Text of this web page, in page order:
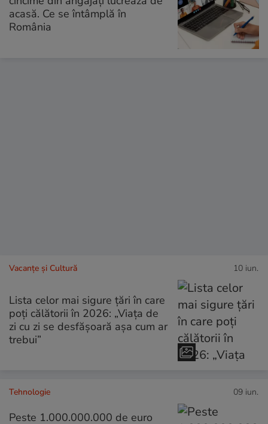
acasă. Ce se întâmplă în
România
Vacanțe și Cultură 10 iun.
Lista celor mai sigure țări în care
poți călătorii în 2026: „Viața de
zi cu zi se desfășoară așa cum ar
trebui”
Tehnologie 09 iun.
Peste 1.000.000.000 de euro